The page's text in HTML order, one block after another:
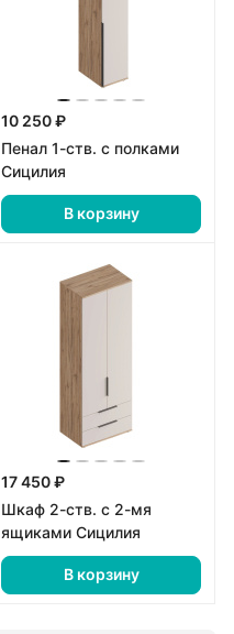
10 250 ₽
Пенал 1-ств. с полками
Сицилия
В корзину
17 450 ₽
Шкаф 2-ств. с 2-мя
ящиками Сицилия
В корзину